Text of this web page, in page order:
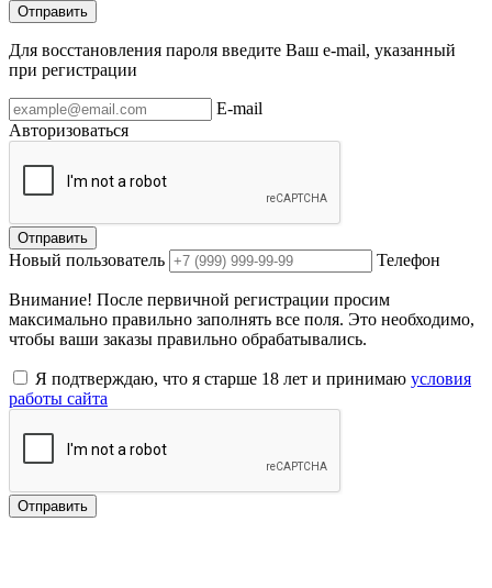
Отправить
Для восстановления пароля введите Ваш e-mail, указанный
при регистрации
E-mail
Авторизоваться
Отправить
Новый пользователь Телефон
Внимание! После первичной регистрации просим
максимально правильно заполнять все поля. Это необходимо,
чтобы ваши заказы правильно обрабатывались.
Я подтверждаю, что я старше 18 лет и принимаю условия
работы сайта
Отправить